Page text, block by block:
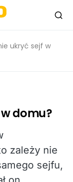
ukryć sejf w
domu?
zależy nie
sejfu,